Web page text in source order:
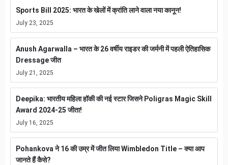
Sports Bill 2025: भारत के खेलों में क्रांति लाने वाला नया कानून!
July 23, 2025
Anush Agarwalla – भारत के 26 वर्षीय राइडर की जर्मनी में पहली ऐतिहासिक
Dressage जीत
July 21, 2025
Deepika: भारतीय महिला हॉकी की नई स्टार जिसने Poligras Magic Skill
Award 2024-25 जीता!
July 16, 2025
Pohankova ने 16 की उम्र में जीत लिया Wimbledon Title – क्या आप
जानते हैं कैसे?